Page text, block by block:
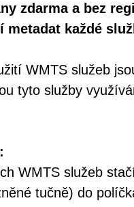
zdarma a bez
každé
WMTS služeb
tyto služby
WMTS služeb
tučně) do